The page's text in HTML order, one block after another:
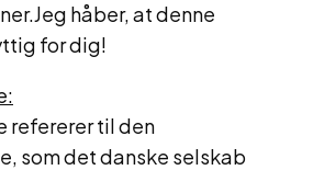
håber, at denne
for dig!
refererer til den
som det danske selskab